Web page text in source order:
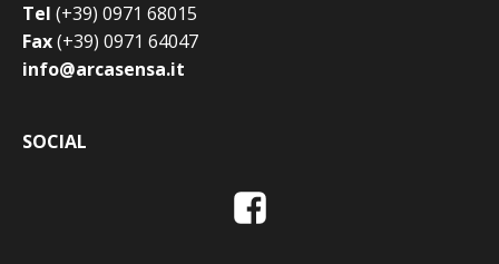
Tel (+39) 0971 68015
Fax(+39) 0971 64047
info@arcasensa.it
SOCIAL